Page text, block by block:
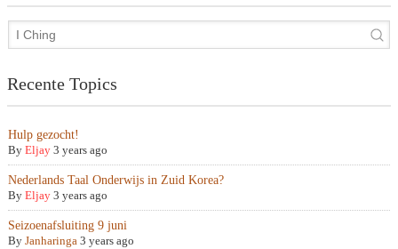
Recente Topics
Hulp gezocht!
By Eljay 3 years ago
Nederlands Taal Onderwijs in Zuid Korea?
By Eljay 3 years ago
Seizoenafsluiting 9 juni
By Janharinga 3 years ago